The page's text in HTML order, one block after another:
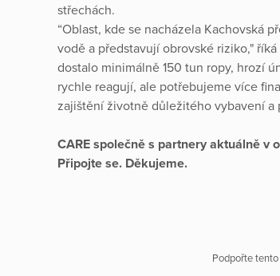
střechách.
“Oblast, kde se nacházela Kachovská
vodě a představují obrovské riziko,"
dostalo minimálně 150 tun ropy, hrozí
rychle reagují, ale potřebujeme více
zajištění životně důležitého vybavení a
CARE společně s partnery aktuálně v
Připojte se. Děkujeme.
Podpořte